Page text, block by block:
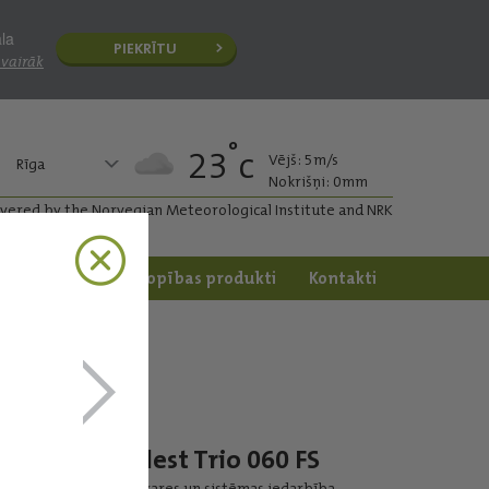
PIEKRĪTU
Rīga 23°c
Vējš: 5m/s
Nokrišņi: 0mm
by the Norvegian Meteorological Institute and NRK
Dārzkopības produkti Kontakti
Celest Trio 060 FS